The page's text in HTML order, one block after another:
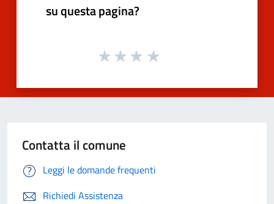
su questa pagina?
Contatta il comune
Leggi le domande frequenti
Richiedi Assistenza